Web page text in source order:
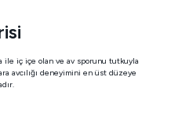
ile iç içe olan ve av sporunu tutkuyla
avcılığı deneyimini en üst düzeye